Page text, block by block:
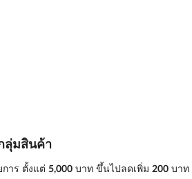
ลุ่มสินค้า
าร ตั้งแต่ 5,000 บาท ขึ้นไปลดเพิ่ม 200 บาท